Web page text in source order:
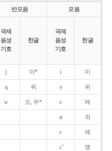
반모음 모음
국제
음성
기호
한글
국제
음성
기호
한글
j 이* i 이
ɥ 위 y 위
w 오, 우* e 에
ø 외
ɛ 에
ɛ̃ 앵